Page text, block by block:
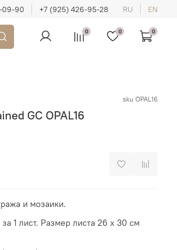
09-90 +7 (925) 426-95-28 RU EN
0 0 0
sku OPAL16
GC OPAL16
и мозаики.
1 лист. Размер листа 26 х 30 см